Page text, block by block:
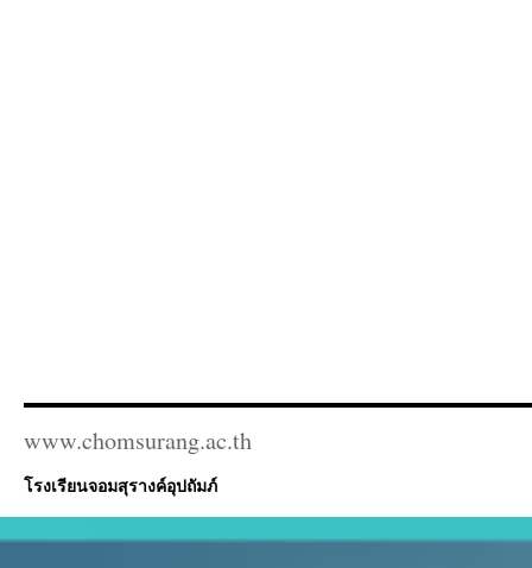
www.chomsurang.ac.th
โรงเรียนจอมสุรางค์อุปถัมภ์